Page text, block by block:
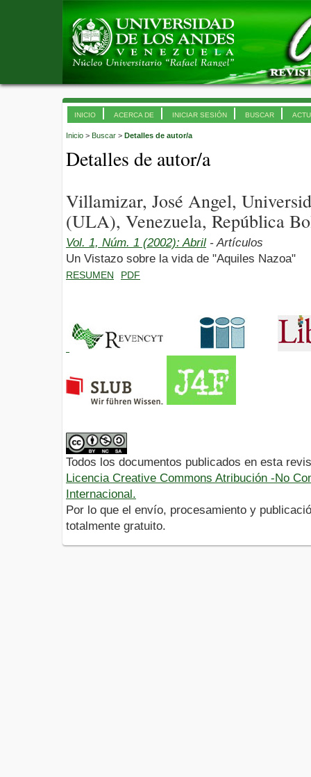
INICIO ACERCA DE INICIAR SESIÓN BUSCAR
Inicio > Buscar > Detalles de autor/a
Detalles de autor/a
Villamizar, José Angel,
(ULA), Venezuela, República
Vol. 1, Núm. 1 (2002): Abril - Artículos
Un Vistazo sobre la vida de "Aquiles Nazoa"
RESUMEN PDF
Todos los documentos publicados en esta
Licencia Creative Commons Atribución -No
Internacional.
Por lo que el envío, procesamiento y
totalmente gratuito.